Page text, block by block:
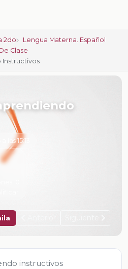
2do
Lengua Materna. Español
Clase
Instructivos
15:13
instructivos